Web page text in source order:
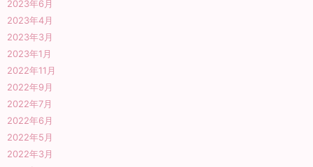
2023年6月
2023年4月
2023年3月
2023年1月
2022年11月
2022年9月
2022年7月
2022年6月
2022年5月
2022年3月